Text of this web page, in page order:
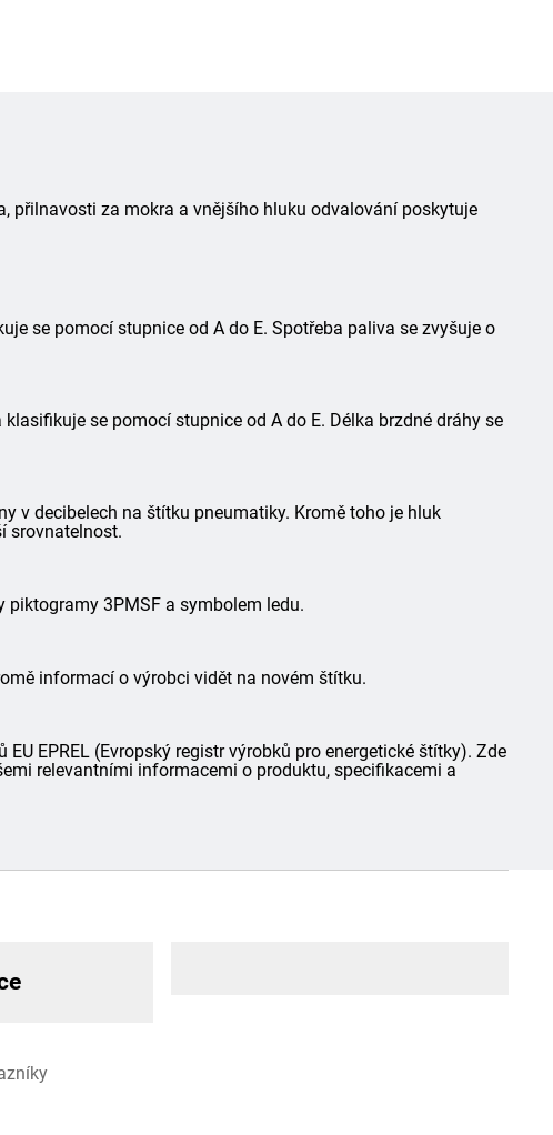
přilnavosti za mokra a vnějšího hluku odvalování poskytuje
se pomocí stupnice od A do E. Spotřeba paliva se zvyšuje o
se pomocí stupnice od A do E. Délka brzdné dráhy se
v decibelech na štítku pneumatiky. Kromě toho je hluk
srovnatelnost.
3PMSF a symbolem ledu.
informací o výrobci vidět na novém štítku.
EPREL (Evropský registr výrobků pro energetické štítky). Zde
relevantními informacemi o produktu, specifikacemi a